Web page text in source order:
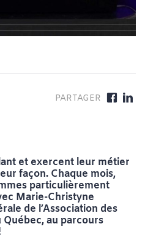
et exercent leur métier
façon. Chaque mois,
particulièrement
Marie-Christyne
de l’Association des
au parcours